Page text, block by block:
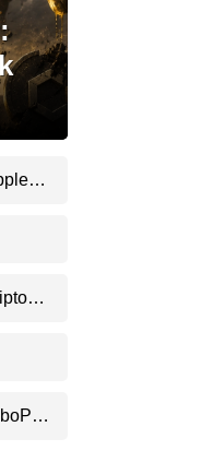
Instagram
Telegram